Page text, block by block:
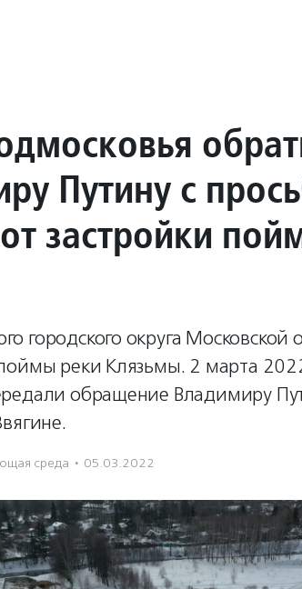
Путину с
застройки
городского округа Московской
реки Клязьмы. 2 марта
обращение Владимиру
среда · 05.03.2022